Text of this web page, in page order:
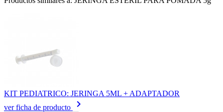
KIT PEDIATRICO: JERINGA 5ML + ADAPTADOR
ver ficha de producto
keyboard_arrow_right